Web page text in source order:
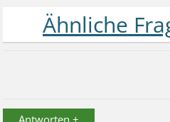
Antworten +